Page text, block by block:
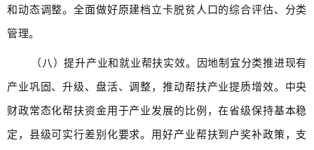
和动态调整。全面做好原建档立卡脱贫人口的综合评估、分类
管理。
（八）提升产业和就业帮扶实效。因地制宜分类推进现有
产业巩固、升级、盘活、调整，推动帮扶产业提质增效。中央
财政常态化帮扶资金用于产业发展的比例，在省级保持基本稳
定，县级可实行差别化要求。用好产业帮扶到户奖补政策，支